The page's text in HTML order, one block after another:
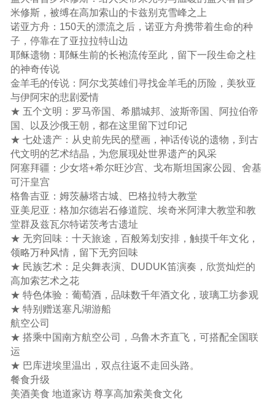
米修斯，被缚在高加索山的卡兹别克雪峰之上
诺亚方舟：150天的漂流之后，诺亚方舟携带着生命的种
子，停靠在了亚拉拉特山边
耶稣遗物：耶稣生前的长袍流传至此，留下一段生命之柱
的神奇传说
金羊毛的传说：阿尔戈英雄们寻找金羊毛的历险，美狄亚
与伊阿宋的悲剧爱情
★ 五个文明：罗马帝国、希腊城邦、波斯帝国、阿拉伯帝
国、以及沙俄王朝，都在这里留下过印记
★ 七处遗产：从史前先民的壁画，神话传说的遗物，到古
代文明的艺术结晶，为您展现处世界遗产的风采
阿塞拜疆：少女塔+希尔旺沙宫、戈布斯坦国家公园、舍基
可汗皇宫
格鲁吉亚：姆茨赫塔古城、巴格拉特大教堂
亚美尼亚：格加尔德岩石修道院、埃奇米阿津大教堂和教
堂群及兹瓦尔特诺茨考古遗址
★ 无穷回味：十天旅途，百般筹划安排，触摸千年文化，
领略万种风情，留下无穷回味
★ 民族艺术：足尖舞表演、DUDUK笛演奏，欣赏灿烂的
高加索艺术之花
★ 特色体验：葡萄酒，品味数千年酒文化，玻璃工坊参观
★ 特别赠送塞凡湖游船
航空公司
★ 搭乘中国南方航空公司，乌鲁木齐直飞，可搭配全国联
运
★ 巴库进埃里温出，双点往返不走回头路。
餐食升级
美酒美食 地道家访 尊享高加索美食文化